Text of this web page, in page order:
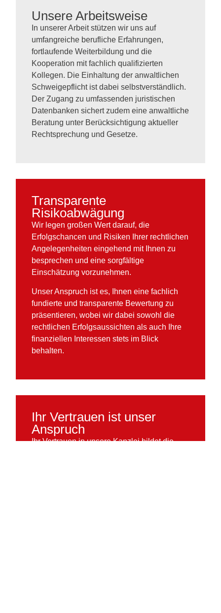
Unsere Arbeitsweise
In unserer Arbeit stützen wir uns auf
umfangreiche berufliche Erfahrungen,
fortlaufende Weiterbildung und die
Kooperation mit fachlich qualifizierten
Kollegen. Die Einhaltung der anwaltlichen
Schweigepflicht ist dabei selbstverständlich.
Der Zugang zu umfassenden juristischen
Datenbanken sichert zudem eine anwaltliche
Beratung unter Berücksichtigung aktueller
Rechtsprechung und Gesetze.
Transparente
Risikoabwägung
Wir legen großen Wert darauf, die
Erfolgschancen und Risiken Ihrer rechtlichen
Angelegenheiten eingehend mit Ihnen zu
besprechen und eine sorgfältige
Einschätzung vorzunehmen.
Unser Anspruch ist es, Ihnen eine fachlich
fundierte und transparente Bewertung zu
präsentieren, wobei wir dabei sowohl die
rechtlichen Erfolgsaussichten als auch Ihre
finanziellen Interessen stets im Blick
behalten.
Ihr Vertrauen ist unser
Anspruch
Ihr Vertrauen in unsere Kanzlei bildet die